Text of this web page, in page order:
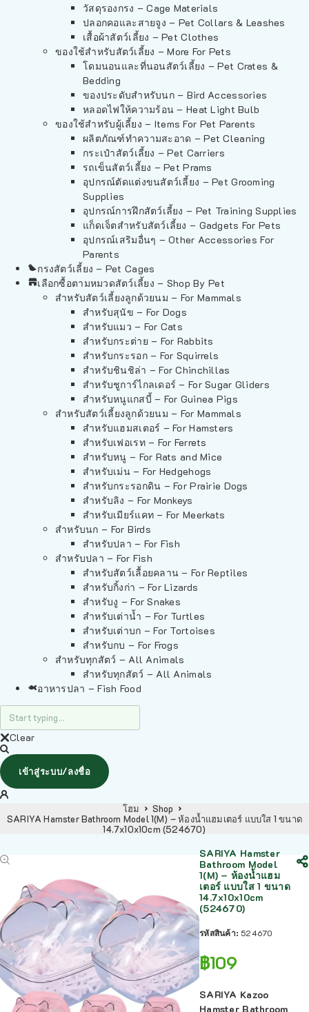
วัสดุรองกรง – Cage Materials
ปลอกคอและสายจูง – Pet Collars & Leashes
เสื้อผ้าสัตว์เลี้ยง – Pet Clothes
ของใช้สำหรับสัตว์เลี้ยง – More For Pets
โดมนอนและที่นอนสัตว์เลี้ยง – Pet Crates &
Bedding
ของประดับสำหรับนก – Bird Accessories
หลอดไฟให้ความร้อน – Heat Light Bulb
ของใช้สำหรับผู้เลี้ยง – Items For Pet Parents
ผลิตภัณฑ์ทำความสะอาด – Pet Cleaning
กระเป๋าสัตว์เลี้ยง – Pet Carriers
รถเข็นสัตว์เลี้ยง – Pet Prams
อุปกรณ์ตัดแต่งขนสัตว์เลี้ยง – Pet Grooming
Supplies
อุปกรณ์การฝึกสัตว์เลี้ยง – Pet Training Supplies
แก็ดเจ็ตสำหรับสัตว์เลี้ยง – Gadgets For Pets
อุปกรณ์เสริมอื่นๆ – Other Accessories For
Parents
กรงสัตว์เลี้ยง – Pet Cages
เลือกซื้อตามหมวดสัตว์เลี้ยง – Shop By Pet
สำหรับสัตว์เลี้ยงลูกด้วยนม – For Mammals
สำหรับสุนัข – For Dogs
สำหรับแมว – For Cats
สำหรับกระต่าย – For Rabbits
สำหรับกระรอก – For Squirrels
สำหรับชินชิล่า – For Chinchillas
สำหรับชูการ์ไกลเดอร์ – For Sugar Gliders
สำหรับหนูแกสบี้ – For Guinea Pigs
สำหรับสัตว์เลี้ยงลูกด้วยนม – For Mammals
สำหรับแฮมสเตอร์ – For Hamsters
สำหรับเฟอเรท – For Ferrets
สำหรับหนู – For Rats and Mice
สำหรับเม่น – For Hedgehogs
สำหรับกระรอกดิน – For Prairie Dogs
สำหรับลิง – For Monkeys
สำหรับเมียร์แคท – For Meerkats
สำหรับนก – For Birds
สำหรับปลา – For Fish
สำหรับปลา – For Fish
สำหรับสัตว์เลื้อยคลาน – For Reptiles
สำหรับกิ้งก่า – For Lizards
สำหรับงู – For Snakes
สำหรับเต่าน้ำ – For Turtles
สำหรับเต่าบก – For Tortoises
สำหรับกบ – For Frogs
สำหรับทุกสัตว์ – All Animals
สำหรับทุกสัตว์ – All Animals
อาหารปลา – Fish Food
Clear
เข้าสู่ระบบ/ลงชื่อ
โฮม
Shop
SARIYA Hamster Bathroom Model 1(M) – ห้องน้ำแฮมเตอร์ แบบใส 1 ขนาด
14.7x10x10cm (524670)
SARIYA Hamster
Bathroom Model
1(M) – ห้องน้ำแฮม
เตอร์ แบบใส 1 ขนาด
14.7x10x10cm
(524670)
รหัสสินค้า: 524670
฿109
SARIYA Kazoo
Hamster Bathroom